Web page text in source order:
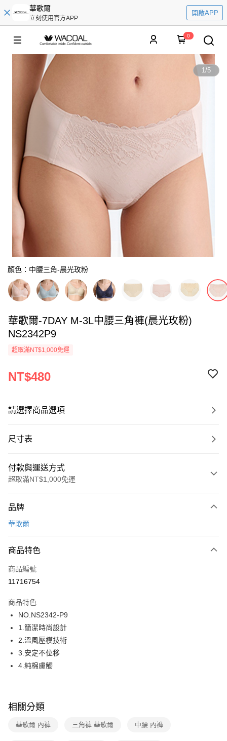
華歌爾
立刻使用官方APP
開啟APP
0
1/5
顏色：中腰三角-晨光玫粉
華歌爾-7DAY M-3L中腰三角褲(晨光玫粉)
NS2342P9
超取滿NT$1,000免運
NT$480
請選擇商品選項
尺寸表
付款與運送方式
超取滿NT$1,000免運
信用卡一次付款
LINE Pay
街口支付
運送方式
全家取貨付款
每筆NT$80，滿NT$1,000(含以上)免運費
付款後全家取貨
每筆NT$80，滿NT$1,000(含以上)免運費
付款後7-11取貨
品牌
華歌爾
商品特色
商品編號
11716754
商品特色
NO.NS2342-P9
1.簡潔時尚設計
2.溫風壓模技術
3.安定不位移
4.純棉膚觸
相關分類
華歌爾 內褲 三角褲 華歌爾 中腰 內褲